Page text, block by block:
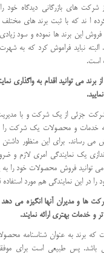
شرکت های بازرگانی دیدگاه خود
ا ند که با ثبت برند های مختلف
فروش این برند ها نموده و سود زیادی
نباید فراموش کرد که به
است.
از برند می توانید اقدام به واگذاری
جزئی از یک شرکت و با
خدمات و محصولات یک شرکت را
رساند. برای این منظور داشتن
اندازی یک نمایندگی امری لازم و
توانید فروش محصولات خود را به
را در این نمایندگی هم مورد استفاده
ها و مدیران آنها انگیزه می
و خدمات بهتری ارائه نمایند.
که برند به عنوان شناسنامه
پس طبیعی است برای